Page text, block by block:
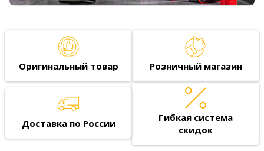
Оригинальный товар Розничный магазин
Доставка по России
Гибкая система
скидок